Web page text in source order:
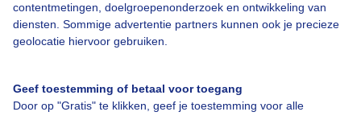
contentmetingen, doelgroepenonderzoek en ontwikkeling van
diensten. Sommige advertentie partners kunnen ook je precieze
geolocatie hiervoor gebruiken.
Geef toestemming of betaal voor toegang
Door op "Gratis" te klikken, geef je toestemming voor alle
Bedrijfsgegevens
Contact